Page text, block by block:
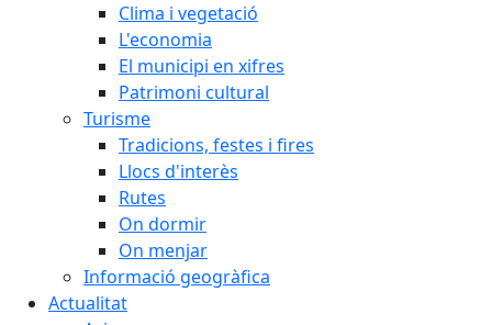
Clima i vegetació
L'economia
El municipi en xifres
Patrimoni cultural
Turisme
Tradicions, festes i fires
Llocs d'interès
Rutes
On dormir
On menjar
Informació geogràfica
Actualitat